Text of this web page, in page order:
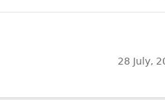
28 July,